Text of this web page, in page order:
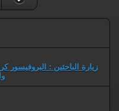
زيارة الباحثين : البروفيسور